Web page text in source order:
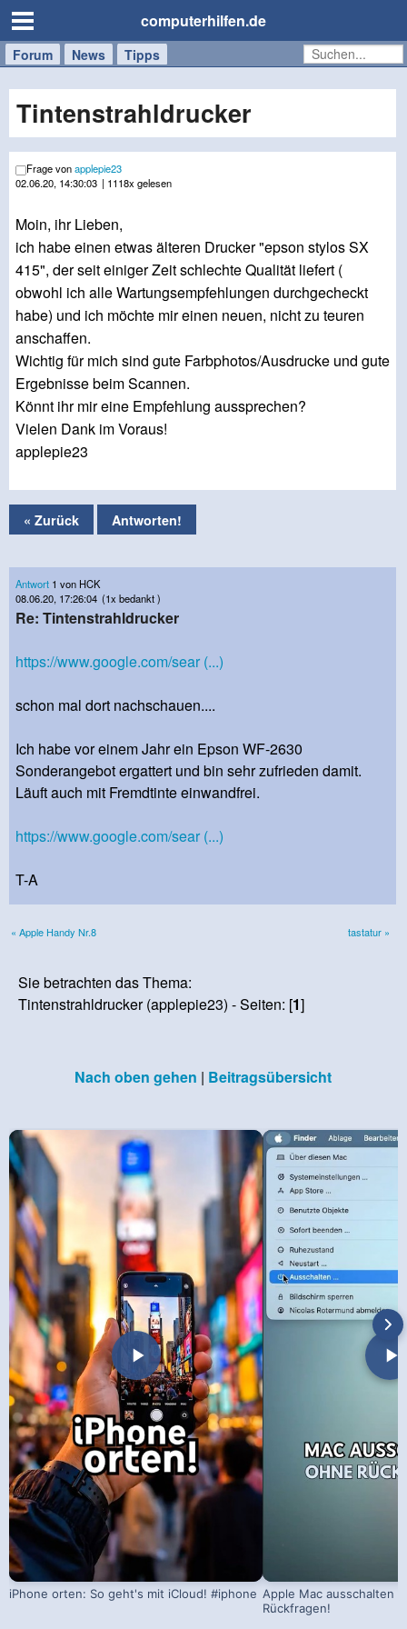
computerhilfen.de
Forum News Tipps
Handy
Tablet
Windows
Mac
Tintenstrahldrucker
Frage vonapplepie23
02.06.20, 14:30:03 | 1118x gelesen
Moin, ihr Lieben,
ich habe einen etwas älteren Drucker "epson stylos SX
415", der seit einiger Zeit schlechte Qualität liefert (
obwohl ich alle Wartungsempfehlungen durchgecheckt
habe) und ich möchte mir einen neuen, nicht zu teuren
anschaffen.
Wichtig für mich sind gute Farbphotos/Ausdrucke und gute
Ergebnisse beim Scannen.
Könnt ihr mir eine Empfehlung aussprechen?
Vielen Dank im Voraus!
applepie23
« Zurück Antworten!
Antwort 1 von HCK
08.06.20, 17:26:04 (1x bedankt )
Re: Tintenstrahldrucker
https://www.google.com/sear (...)
schon mal dort nachschauen....
Ich habe vor einem Jahr ein Epson WF-2630
Sonderangebot ergattert und bin sehr zufrieden damit.
Läuft auch mit Fremdtinte einwandfrei.
https://www.google.com/sear (...)
T-A
« Apple Handy Nr.8 tastatur »
Sie betrachten das Thema:
Tintenstrahldrucker (applepie23) - Seiten: [1]
Nach oben gehen | Beitragsübersicht
iPhone orten: So geht's mit iCloud! #iphone Apple Mac ausschalten
Rückfragen!